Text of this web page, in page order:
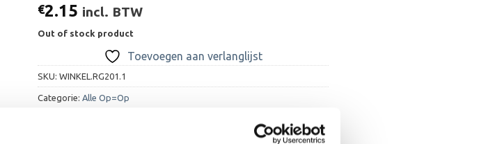
€2.15 incl. BTW
Out of stock product
Toevoegen aan verlanglijst
SKU: WINKEL.RG201.1
Categorie: Alle Op=Op